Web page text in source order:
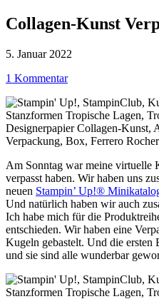
Collagen-Kunst
5. Januar 2022
1 Kommentar
Am Sonntag war meine virtuelle
verpasst haben. Wir haben uns
neuen Stampin’ Up!®
Und natürlich haben wir auch
Ich habe mich für die
entschieden. Wir haben eine
Kugeln gebastelt. Und die ersten
und sie sind alle wunderbar